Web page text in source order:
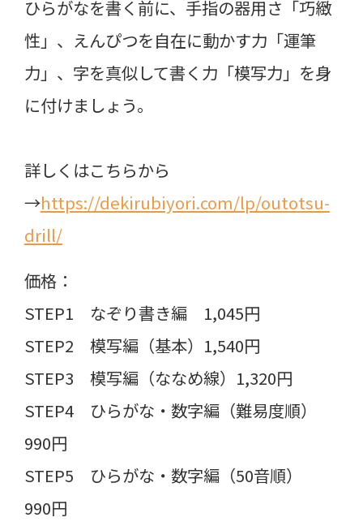
ひらがなを書く前に、手指の器用さ「巧緻
性」、えんぴつを自在に動かす力「運筆
力」、字を真似して書く力「模写力」を身
に付けましょう。
詳しくはこちらから
→https://dekirubiyori.com/lp/outotsu-
drill/
価格：
STEP1 なぞり書き編 1,045円
STEP2 模写編（基本）1,540円
STEP3 模写編（ななめ線）1,320円
STEP4 ひらがな・数字編（難易度順）
990円
STEP5 ひらがな・数字編（50音順）
990円